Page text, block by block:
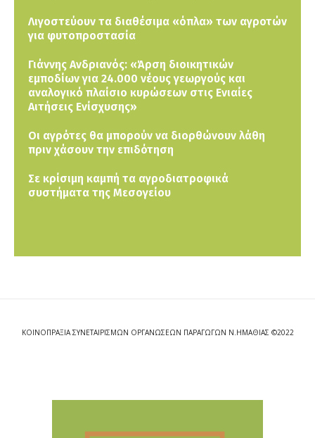
Λιγοστεύουν τα διαθέσιμα «όπλα» των αγροτών
για φυτοπροστασία
Γιάννης Ανδριανός: «Άρση διοικητικών
εμποδίων για 24.000 νέους γεωργούς και
αναλογικό πλαίσιο κυρώσεων στις Ενιαίες
Αιτήσεις Ενίσχυσης»
Οι αγρότες θα μπορούν να διορθώνουν λάθη
πριν χάσουν την επιδότηση
Σε κρίσιμη καμπή τα αγροδιατροφικά
συστήματα της Μεσογείου
ΚΟΙΝΟΠΡΑΞΙΑ ΣΥΝΕΤΑΙΡΙΣΜΩΝ ΟΡΓΑΝΩΣΕΩΝ ΠΑΡΑΓΩΓΩΝ Ν.ΗΜΑΘΙΑΣ ©2022